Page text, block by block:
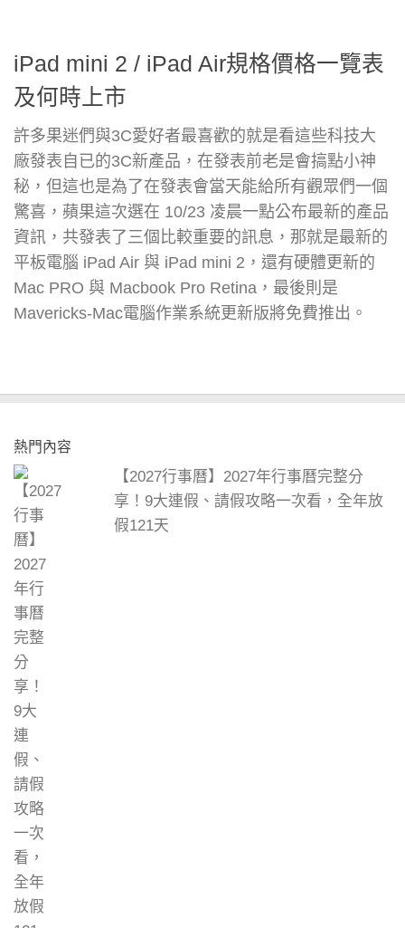
iPad mini 2 / iPad Air規格價格一覽表
及何時上市
許多果迷們與3C愛好者最喜歡的就是看這些科技大
廠發表自已的3C新產品，在發表前老是會搞點小神
秘，但這也是為了在發表會當天能給所有觀眾們一個
驚喜，蘋果這次選在 10/23 凌晨一點公布最新的產品
資訊，共發表了三個比較重要的訊息，那就是最新的
平板電腦 iPad Air 與 iPad mini 2，還有硬體更新的
Mac PRO 與 Macbook Pro Retina，最後則是
Mavericks-Mac電腦作業系統更新版將免費推出。
熱門內容
【2027行事曆】2027年行事曆完整分
享！9大連假、請假攻略一次看，全年放
假121天